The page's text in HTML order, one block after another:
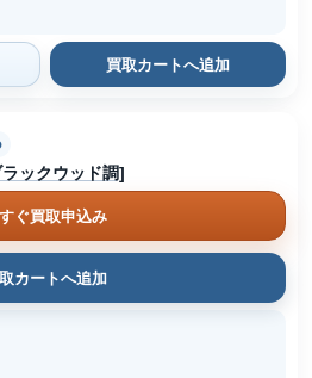
買取カートへ追加
ックウッド調]
ぐ買取申込み
カートへ追加